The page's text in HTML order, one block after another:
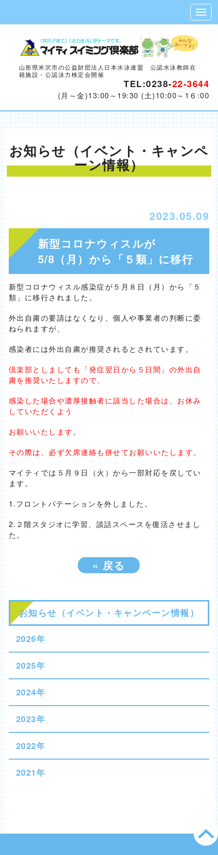
山形県米沢市の公益財団法人日本水泳連盟 公認水泳教師在
籍施設・公認泳力検定会開催
TEL:0238-22-3644
(月～金)13:00～19:30 (土)10:00～1６:00
お知らせ（イベント・キャンペ
ーン情報）
2023.05.09
新型コロナウィスルが
5/8（月）から「５類」に移行
新型コロナウィスル感染症が５月８日（月）から「５
類」に移行されました。
外出自粛の要請はなくなり、個人や事業者の判断に委
ねられますが、
感染者には外出自粛が推奨されるとされています。
倶楽部としましても「発症翌日から５日間」の外出自
粛を推奨いたしますので、
感染した場合や濃厚接触者に該当した場合は、お休み
していただくよう
お願いいたします。
その際は、必ず欠席連絡も併せてお願いいたします。
マイティでは５月９日（火）から一部対応を戻してい
ます。
1.フロントパテーションを外しました。
2.２階スタジオに学習、談話スペースを復活させまし
た。
« 戻る
お知らせ（イベント・キャンペーン情報）
2026年
2025年
2024年
2023年
2022年
2021年